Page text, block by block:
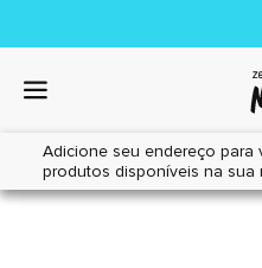
Adicione seu endereço para
produtos disponíveis na sua
Home|Gatos|Acessórios